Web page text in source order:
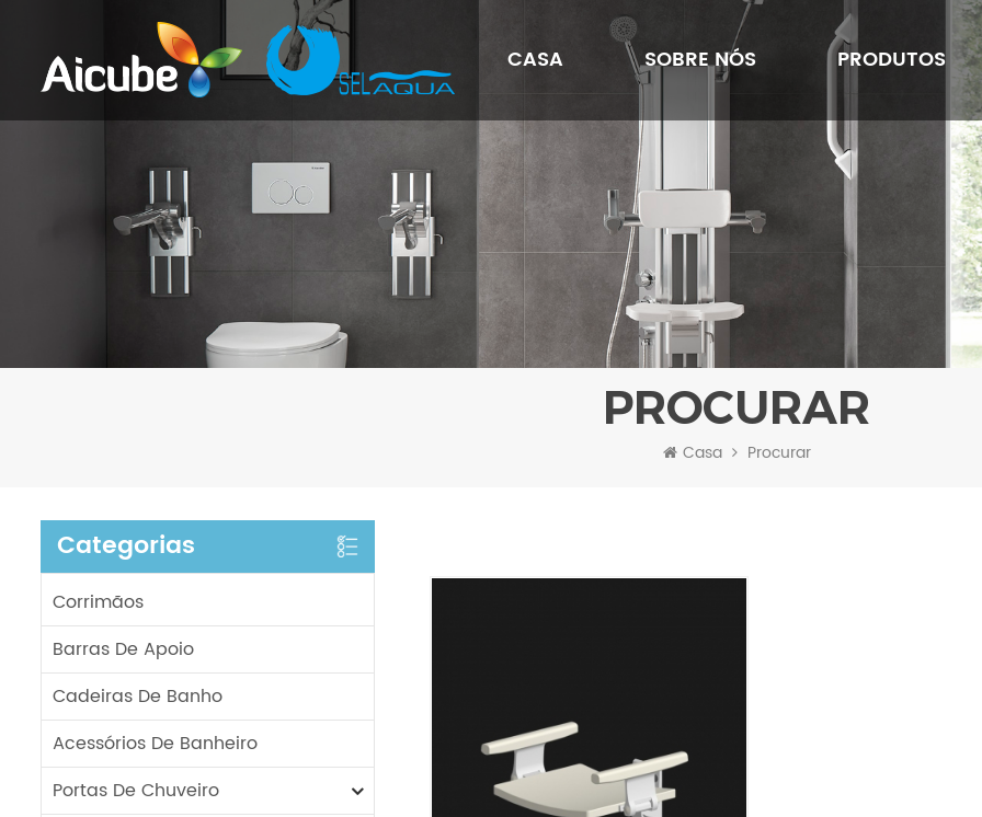
CASA SOBRE NÓS PRODUTOS
PROCURAR
Casa Procurar
Categorias
Corrimãos
Barras De Apoio
Cadeiras De Banho
Acessórios De Banheiro
Portas De Chuveiro